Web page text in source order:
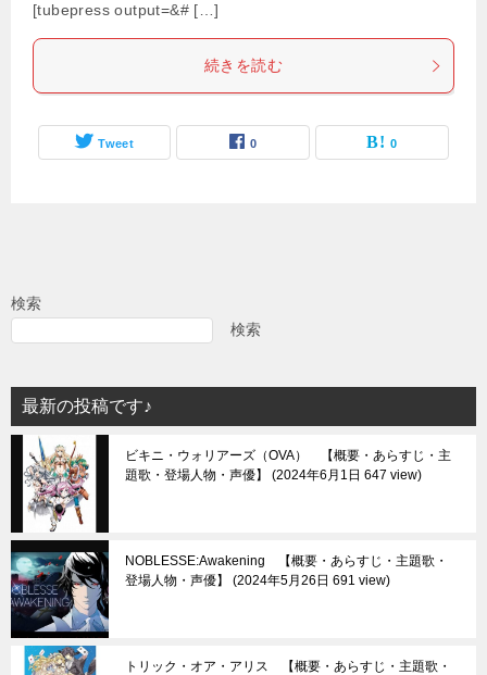
[tubepress output=&# […]
続きを読む
Tweet 0 0
検索
検索
最新の投稿です♪
ビキニ・ウォリアーズ（OVA） 【概要・あらすじ・主
題歌・登場人物・声優】
2024年6月1日 647 view
NOBLESSE:Awakening 【概要・あらすじ・主題歌・
登場人物・声優】
2024年5月26日 691 view
トリック・オア・アリス 【概要・あらすじ・主題歌・